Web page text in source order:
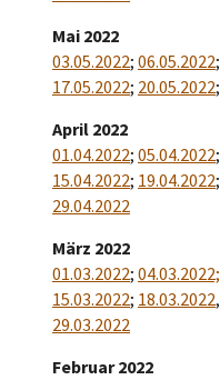
Mai 2022
03.05.2022; 06.05.2022;
17.05.2022; 20.05.2022;
April 2022
01.04.2022; 05.04.2022;
15.04.2022; 19.04.2022;
29.04.2022
März 2022
01.03.2022; 04.03.2022;
15.03.2022; 18.03.2022,
29.03.2022
Februar 2022